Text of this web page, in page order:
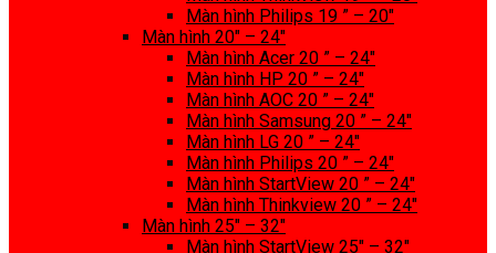
Màn hình Philips 19 ” – 20″
Màn hình 20″ – 24″
Màn hình Acer 20 ” – 24″
Màn hình HP 20 ” – 24″
Màn hình AOC 20 ” – 24″
Màn hình Samsung 20 ” – 24″
Màn hình LG 20 ” – 24″
Màn hình Philips 20 ” – 24″
Màn hình StartView 20 ” – 24″
Màn hình Thinkview 20 ” – 24″
Màn hình 25″ – 32″
Màn hình StartView 25″ – 32″